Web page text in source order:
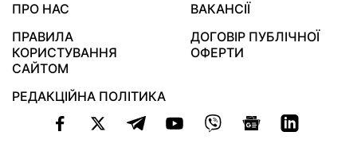
ПРО НАС
ВАКАНСІЇ
ПРАВИЛА
КОРИСТУВАННЯ
САЙТОМ
ДОГОВІР ПУБЛІЧНОЇ
ОФЕРТИ
РЕДАКЦІЙНА ПОЛІТИКА